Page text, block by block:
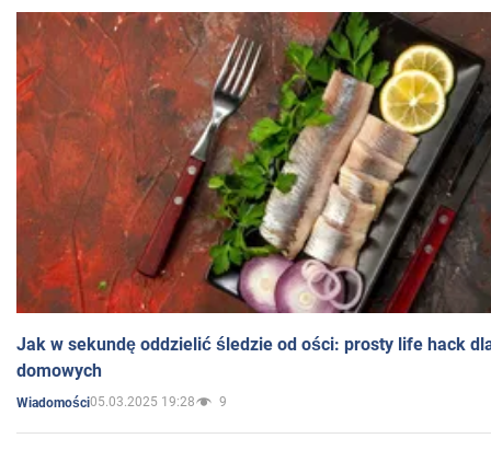
Jak w sekundę oddzielić śledzie od ości: prosty life hack
domowych
Wiadomości05.03.2025 19:28 9